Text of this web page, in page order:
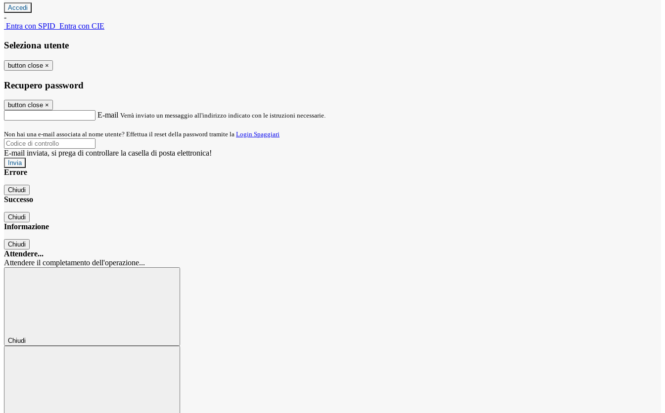
-
Entra con SPID Entra con CIE
Seleziona utente
button close ×
Recupero password
button close ×
E-mail Verrà inviato un messaggio all'indirizzo indicato con le istruzioni necessarie.
Non hai una e-mail associata al nome utente? Effettua il reset della password tramite la Login Spaggiari
E-mail inviata, si prega di controllare la casella di posta elettronica!
Errore
Chiudi
Successo
Chiudi
Informazione
Chiudi
Attendere...
Attendere il completamento dell'operazione...
Chiudi